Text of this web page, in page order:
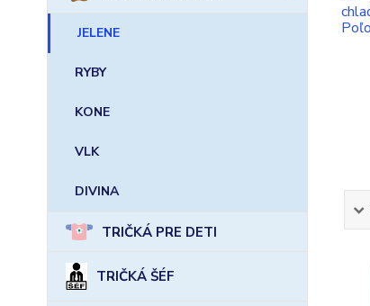
JELENE
RYBY
KONE
VLK
DIVINA
TRIČKÁ PRE DETI
TRIČKÁ ŠÉF